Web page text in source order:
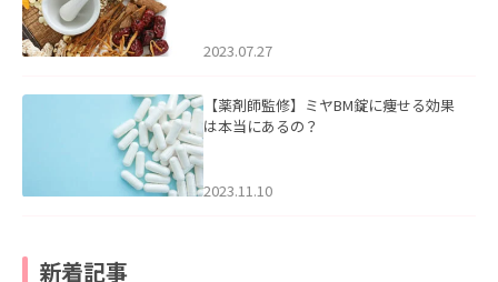
2023.07.27
【薬剤師監修】ミヤBM錠に痩せる効果
は本当にあるの？
2023.11.10
新着記事